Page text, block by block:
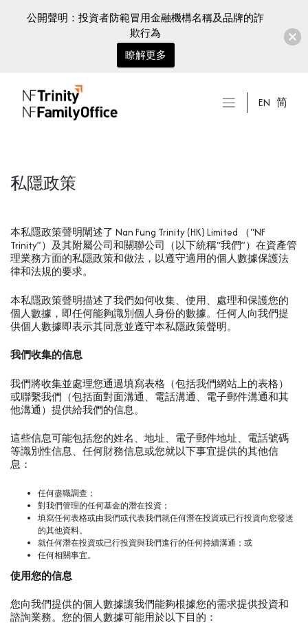
content
EN 简
私隱政策
本私隱政策聲明闡述了 Nan Fung Trinity (HK) Limited （“NF
Trinity”）及其附屬公司和關聯公司（以下統稱“我們”）在資產管
理業務方面的私隱政策和做法，以遵守適用的個人數據保護法
律和法規的要求。
本私隱政策聲明描述了我們如何收集、使用、處理和保護您的
個人數據，即任何能夠識別個人身份的數據。任何人向我們提
供個人數據即表示其同意並遵守本私隱政策聲明。
我們收集的信息
我們將收集並處理您通過填寫表格（包括我們網站上的表格）
或聯繫我們（包括面對面溝通、電話溝通、電子郵件溝通和其
他溝通）提供給我們的信息。
這些信息可能包括您的姓名、地址、電子郵件地址、電話號碼
等識別性信息、任何財務信息或您就以下事宜提供的其他信
息：
任何盡職調查；
對我們管理的任何基金的潛在投資；
填寫任何表格或由我們或代表我們就任何潛在投資或已行投資向您發送
的其他資料。
就任何潛在投資或已行投資與我們進行的任何持續溝通；或
任何相關事宜。
使用您的信息
您向我們提供的個人數據讓我們能夠根據您的需求提供投資和
諮詢業務。您的個人數據可能用於以下目的：
公開聲明：投資者防範冒用金融機構名稱及品牌的詐
欺行為
瞭解更多